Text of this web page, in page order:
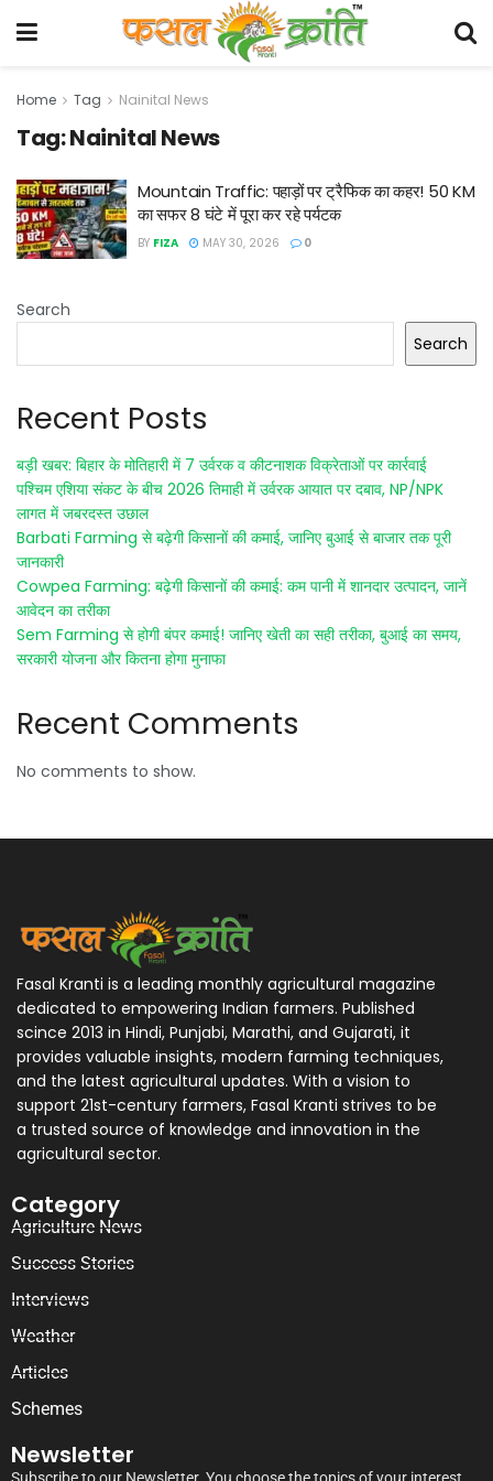
Home Tag Nainital News
Tag:Nainital News
Mountain Traffic: पहाड़ों पर ट्रैफिक का कहर! 50 KM
का सफर 8 घंटे में पूरा कर रहे पर्यटक
BY FIZA MAY 30, 2026 0
Search
Search
Recent Posts
बड़ी खबर: बिहार के मोतिहारी में 7 उर्वरक व कीटनाशक विक्रेताओं पर कार्रवाई
पश्चिम एशिया संकट के बीच 2026 तिमाही में उर्वरक आयात पर दबाव, NP/NPK
लागत में जबरदस्त उछाल
Barbati Farming से बढ़ेगी किसानों की कमाई, जानिए बुआई से बाजार तक पूरी
जानकारी
Cowpea Farming: बढ़ेगी किसानों की कमाई: कम पानी में शानदार उत्पादन, जानें
आवेदन का तरीका
Sem Farming से होगी बंपर कमाई! जानिए खेती का सही तरीका, बुआई का समय,
सरकारी योजना और कितना होगा मुनाफा
Recent Comments
No comments to show.
Fasal Kranti is a leading monthly agricultural magazine
dedicated to empowering Indian farmers. Published
scince 2013 in Hindi, Punjabi, Marathi, and Gujarati, it
provides valuable insights, modern farming techniques,
and the latest agricultural updates. With a vision to
support 21st-century farmers, Fasal Kranti strives to be
a trusted source of knowledge and innovation in the
agricultural sector.
Category
Agriculture News
Success Stories
Interviews
Weather
Articles
Schemes
Newsletter